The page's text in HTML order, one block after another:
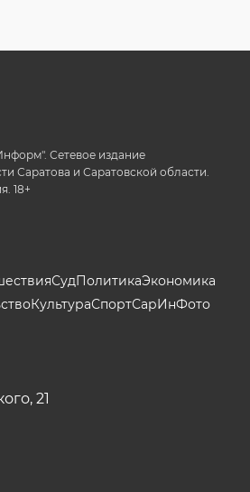
Сетевое издание
Саратова и Саратовской области.
18+
СудПолитикаЭкономика
КультураСпортСарИнФото
21